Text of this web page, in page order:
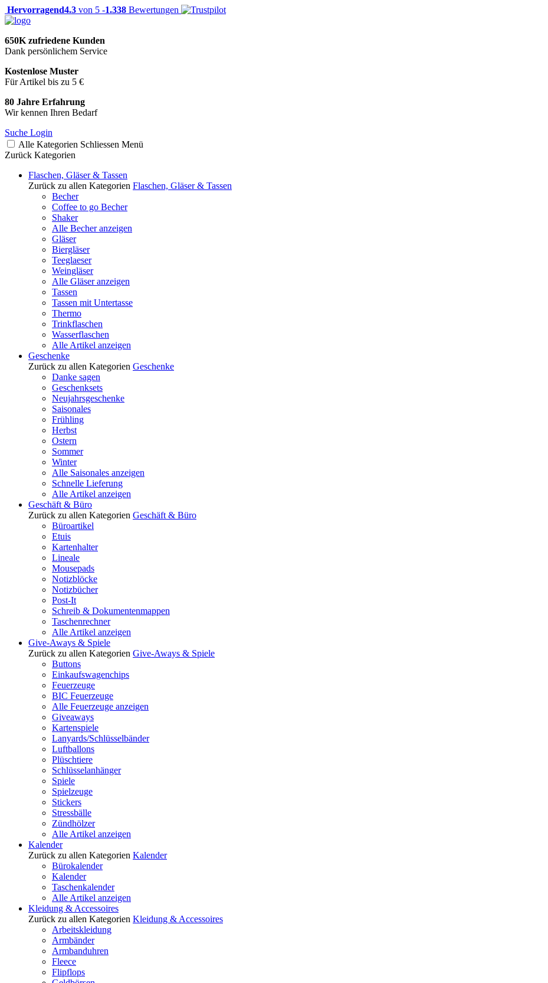
Hervorragend4.3 von 5 -1.338 Bewertungen
650K zufriedene Kunden
Dank persönlichem Service
Kostenlose Muster
Für Artikel bis zu 5 €
80 Jahre Erfahrung
Wir kennen Ihren Bedarf
Suche Login
Alle Kategorien Schliessen Menü
Zurück Kategorien
Flaschen, Gläser & Tassen
Zurück zu allen Kategorien Flaschen, Gläser & Tassen
Becher
Coffee to go Becher
Shaker
Alle Becher anzeigen
Gläser
Biergläser
Teeglaeser
Weingläser
Alle Gläser anzeigen
Tassen
Tassen mit Untertasse
Thermo
Trinkflaschen
Wasserflaschen
Alle Artikel anzeigen
Geschenke
Zurück zu allen Kategorien Geschenke
Danke sagen
Geschenksets
Neujahrsgeschenke
Saisonales
Frühling
Herbst
Ostern
Sommer
Winter
Alle Saisonales anzeigen
Schnelle Lieferung
Alle Artikel anzeigen
Geschäft & Büro
Zurück zu allen Kategorien Geschäft & Büro
Büroartikel
Etuis
Kartenhalter
Lineale
Mousepads
Notizblöcke
Notizbücher
Post-It
Schreib & Dokumentenmappen
Taschenrechner
Alle Artikel anzeigen
Give-Aways & Spiele
Zurück zu allen Kategorien Give-Aways & Spiele
Buttons
Einkaufswagenchips
Feuerzeuge
BIC Feuerzeuge
Alle Feuerzeuge anzeigen
Giveaways
Kartenspiele
Lanyards/Schlüsselbänder
Luftballons
Plüschtiere
Schlüsselanhänger
Spiele
Spielzeuge
Stickers
Stressbälle
Zündhölzer
Alle Artikel anzeigen
Kalender
Zurück zu allen Kategorien Kalender
Bürokalender
Kalender
Taschenkalender
Alle Artikel anzeigen
Kleidung & Accessoires
Zurück zu allen Kategorien Kleidung & Accessoires
Arbeitskleidung
Armbänder
Armbanduhren
Fleece
Flipflops